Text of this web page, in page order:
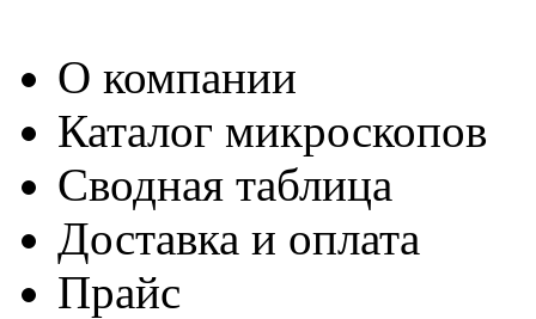
О компании
Каталог микроскопов
Сводная таблица
Доставка и оплата
Прайс